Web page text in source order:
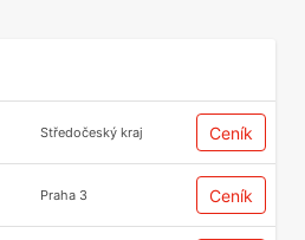
Středočeský kraj Ceník
Praha 3 Ceník